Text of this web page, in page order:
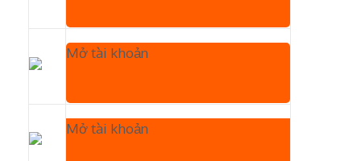
Mở tài khoản
Mở tài khoản